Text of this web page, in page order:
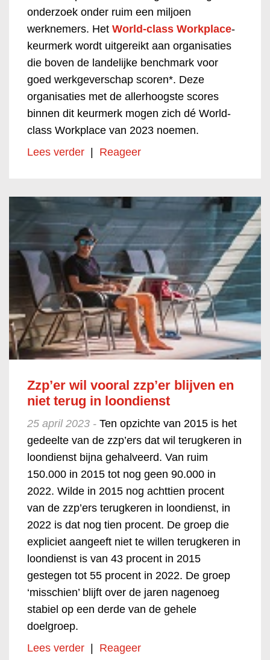
onderzoek onder ruim een miljoen
werknemers. Het World-class Workplace-
keurmerk wordt uitgereikt aan organisaties
die boven de landelijke benchmark voor
goed werkgeverschap scoren*. Deze
organisaties met de allerhoogste scores
binnen dit keurmerk mogen zich dé World-
class Workplace van 2023 noemen.
Lees verder
Reageer
Zzp’er wil vooral zzp’er blijven en
niet terug in loondienst
25 april 2023 - Ten opzichte van 2015 is het
gedeelte van de zzp’ers dat wil terugkeren in
loondienst bijna gehalveerd. Van ruim
150.000 in 2015 tot nog geen 90.000 in
2022. Wilde in 2015 nog achttien procent
van de zzp’ers terugkeren in loondienst, in
2022 is dat nog tien procent. De groep die
expliciet aangeeft niet te willen terugkeren in
loondienst is van 43 procent in 2015
gestegen tot 55 procent in 2022. De groep
‘misschien’ blijft over de jaren nagenoeg
stabiel op een derde van de gehele
doelgroep.
Lees verder | Reageer